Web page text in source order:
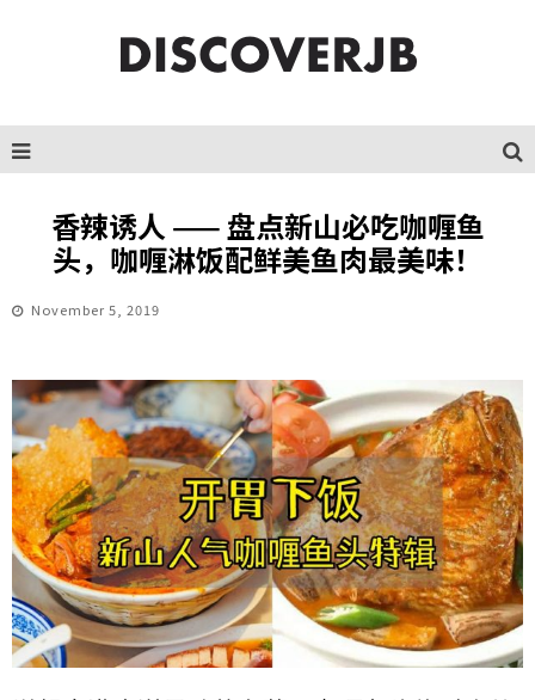
香辣诱人 —— 盘点新山必吃咖喱鱼
头，咖喱淋饭配鲜美鱼肉最美味！
November 5, 2019